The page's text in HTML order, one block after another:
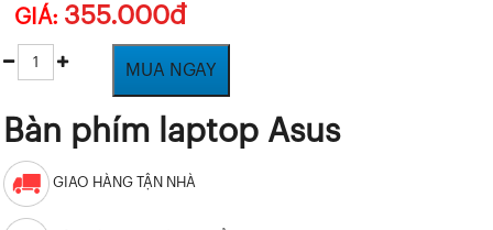
GIÁ: 355.000đ
MUA NGAY
Bàn phím laptop Asus
GIAO HÀNG TẬN NHÀ